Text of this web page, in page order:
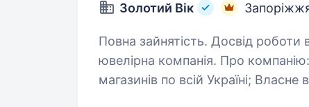
Золотий Вік
Повна зайнятість. Досвід роботи від 1 року. «Золотий
ювелірна компанія. Про компанію: Ми на ринку понад 25 років; 517
магазинів по всій Україні; Власне виробництво; 91% наших директорів